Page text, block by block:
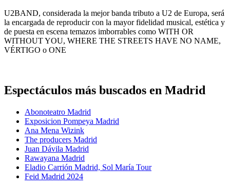
U2BAND, considerada la mejor banda tributo a U2 de Europa, será
la encargada de reproducir con la mayor fidelidad musical, estética y
de puesta en escena temazos imborrables como WITH OR
WITHOUT YOU, WHERE THE STREETS HAVE NO NAME,
VÉRTIGO o ONE
Espectáculos más buscados en Madrid
Abonoteatro Madrid
Exposicion Pompeya Madrid
Ana Mena Wizink
The producers Madrid
Juan Dávila Madrid
Rawayana Madrid
Eladio Carrión Madrid, Sol María Tour
Feid Madrid 2024